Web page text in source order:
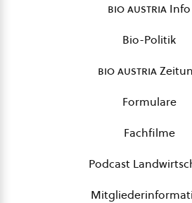
bio austria Info
Bio-Politik
bio austria
Formulare
Fachfilme
Podcast